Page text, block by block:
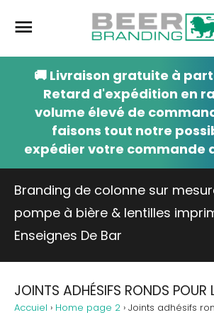
🚚 Livraison gratuite à
Retard d'expédition en
volume élevé de
faisons tout notre
expédier votre commande
Branding de colonne sur
pompe à bière & lentilles
Enseignes De Bar
JOINTS ADHÉSIFS RONDS POUR
Accuiel › Home page 2 › Joints adhésifs